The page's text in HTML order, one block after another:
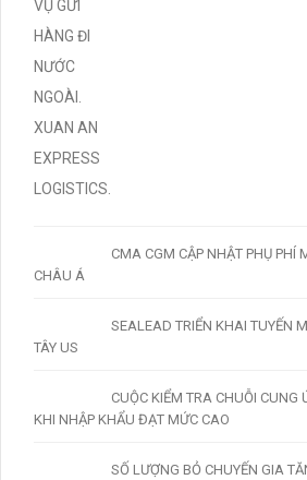
CMA CGM CẬP NHẬT PHỤ PHÍ
CHÂU Á
SEALEAD TRIỂN KHAI TUYẾN
TÂY US
CUỘC KIỂM TRA CHUỖI CUNG
KHI NHẬP KHẨU ĐẠT MỨC CAO
SỐ LƯỢNG BỎ CHUYẾN GIA